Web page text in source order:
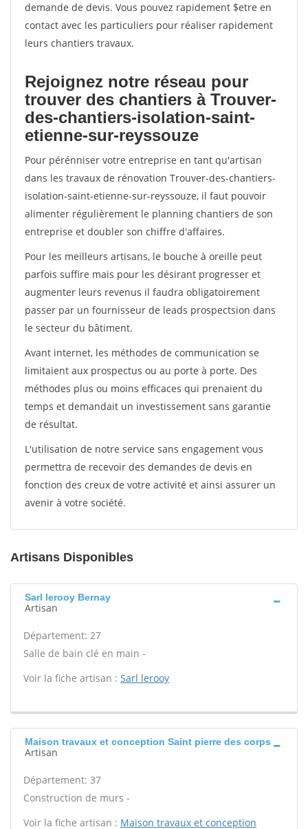
demande de devis. Vous pouvez rapidement $etre en
contact avec les particuliers pour réaliser rapidement
leurs chantiers travaux.
Rejoignez notre réseau pour
trouver des chantiers à Trouver-
des-chantiers-isolation-saint-
etienne-sur-reyssouze
Pour pérénniser votre entreprise en tant qu'artisan
dans les travaux de rénovation Trouver-des-chantiers-
isolation-saint-etienne-sur-reyssouze, il faut pouvoir
alimenter régulièrement le planning chantiers de son
entreprise et doubler son chiffre d'affaires.
Pour les meilleurs artisans, le bouche à oreille peut
parfois suffire mais pour les désirant progresser et
augmenter leurs revenus il faudra obligatoirement
passer par un fournisseur de leads prospectsion dans
le secteur du bâtiment.
Avant internet, les méthodes de communication se
limitaient aux prospectus ou au porte à porte. Des
méthodes plus ou moins efficaces qui prenaient du
temps et demandait un investissement sans garantie
de résultat.
L'utilisation de notre service sans engagement vous
permettra de recevoir des demandes de devis en
fonction des creux de votre activité et ainsi assurer un
avenir à votre société.
Artisans Disponibles
Sarl lerooy Bernay
Artisan
Département: 27
Salle de bain clé en main -
Voir la fiche artisan : Sarl lerooy
Maison travaux et conception Saint pierre des corps
Artisan
Département: 37
Construction de murs -
Voir la fiche artisan : Maison travaux et conception